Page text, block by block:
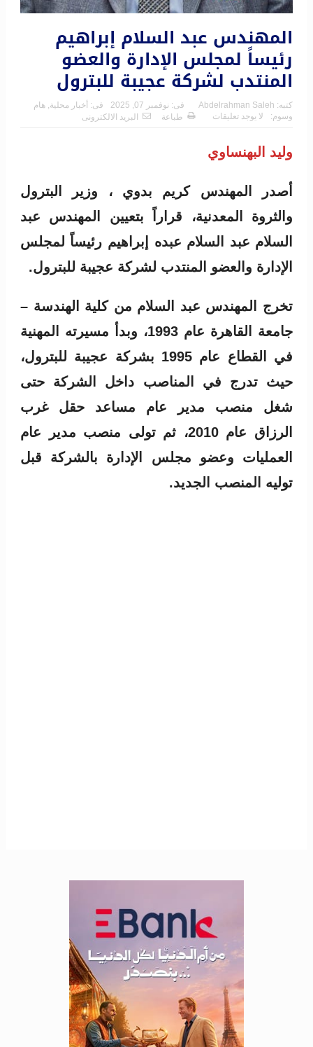
المهندس عبد السلام إبراهيم
رئيساً لمجلس الإدارة والعضو
المنتدب لشركة عجيبة للبترول
كتبه: Abdelrahman Saleh فى: نوفمبر 07, 2025 فى: أخبار محلية هام
وسوم:
لا يوجد تعليقات طباعة البريد الالكترونى
وليد البهنساوي
أصدر المهندس كريم بدوي ، وزير البترول
والثروة المعدنية، قراراً بتعيين المهندس عبد
السلام عبد السلام عبده إبراهيم رئيساً لمجلس
الإدارة والعضو المنتدب لشركة عجيبة للبترول.
تخرج المهندس عبد السلام من كلية الهندسة –
جامعة القاهرة عام 1993، وبدأ مسيرته المهنية
في القطاع عام 1995 بشركة عجيبة للبترول،
حيث تدرج في المناصب داخل الشركة حتى
شغل منصب مدير عام مساعد حقل غرب
الرزاق عام 2010، ثم تولى منصب مدير عام
العمليات وعضو مجلس الإدارة بالشركة قبل
توليه المنصب الجديد.